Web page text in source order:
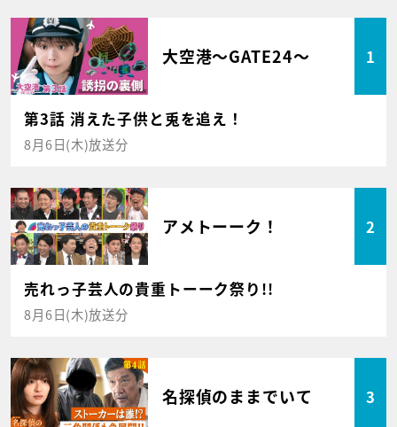
大空港～GATE24～ 1
第3話 消えた子供と兎を追え！
8月6日(木)放送分
アメトーーク！ 2
売れっ子芸人の貴重トーーク祭り!!
8月6日(木)放送分
名探偵のままでいて 3